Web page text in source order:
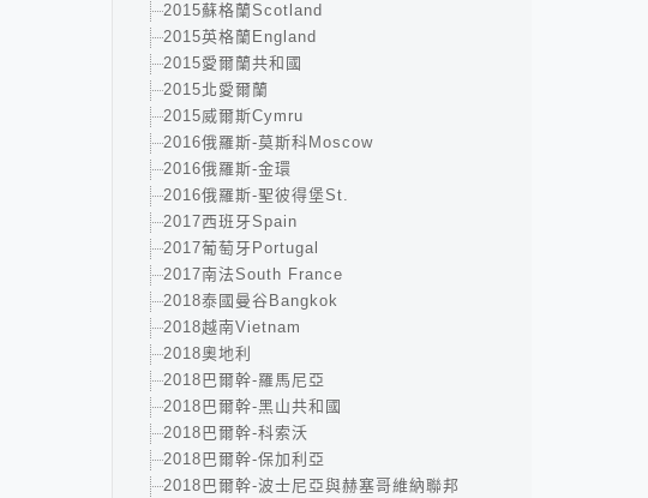
2015蘇格蘭Scotland
2015英格蘭England
2015愛爾蘭共和國
2015北愛爾蘭
2015威爾斯Cymru
2016俄羅斯-莫斯科Moscow
2016俄羅斯-金環
2016俄羅斯-聖彼得堡St.
2017西班牙Spain
2017葡萄牙Portugal
2017南法South France
2018泰國曼谷Bangkok
2018越南Vietnam
2018奧地利
2018巴爾幹-羅馬尼亞
2018巴爾幹-黑山共和國
2018巴爾幹-科索沃
2018巴爾幹-保加利亞
2018巴爾幹-波士尼亞與赫塞哥維納聯邦